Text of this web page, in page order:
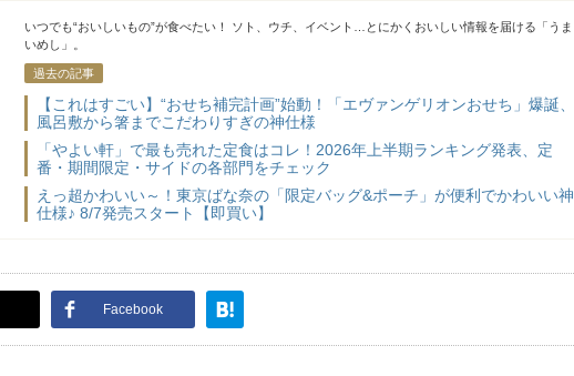
うまいめし
いつでも“おいしいもの”が食べたい！ ソト、ウチ、イベント…とにかくおいしい情報を届ける「うま
いめし」。
過去の記事
【これはすごい】“おせち補完計画”始動！「エヴァンゲリオンおせち」爆誕、
風呂敷から箸までこだわりすぎの神仕様
「やよい軒」で最も売れた定食はコレ！2026年上半期ランキング発表、定
番・期間限定・サイドの各部門をチェック
えっ超かわいい～！東京ばな奈の「限定バッグ&ポーチ」が便利でかわいい神
仕様♪ 8/7発売スタート【即買い】
Facebook